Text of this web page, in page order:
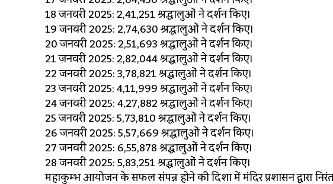
18 जनवरी 2025: 2,41,251 श्रद्धालुओं ने दर्शन किए।
19 जनवरी 2025: 2,74,630 श्रद्धालुओं ने दर्शन किए।
20 जनवरी 2025: 2,51,693 श्रद्धालुओं ने दर्शन किए।
21 जनवरी 2025: 2,82,044 श्रद्धालुओं ने दर्शन किए।
22 जनवरी 2025: 3,78,821 श्रद्धालुओं ने दर्शन किए।
23 जनवरी 2025: 4,11,999 श्रद्धालुओं ने दर्शन किए।
24 जनवरी 2025: 4,27,882 श्रद्धालुओं ने दर्शन किए।
25 जनवरी 2025: 5,73,810 श्रद्धालुओं ने दर्शन किए।
26 जनवरी 2025: 5,57,669 श्रद्धालुओं ने दर्शन किए।
27 जनवरी 2025: 6,55,878 श्रद्धालुओं ने दर्शन किए।
28 जनवरी 2025: 5,83,251 श्रद्धालुओं ने दर्शन किए।
महाकुम्भ आयोजन के सफल संपन्न होने की दिशा में मंदिर प्रशासन द्वारा